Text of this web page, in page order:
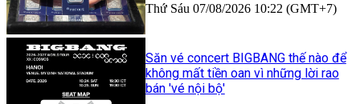
Thứ Sáu 07/08/2026 10:22 (GMT+7)
Săn vé concert BIGBANG thế nào để
không mất tiền oan vì những lời rao
bán 'vé nội bộ'